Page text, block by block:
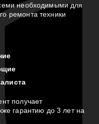
необходимыми для
ремонта техники
получает
гарантию до 3 лет на